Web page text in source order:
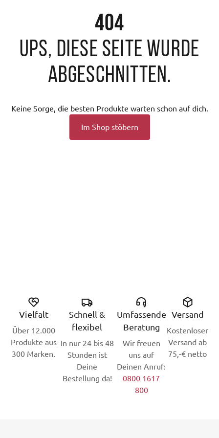
404
Ups, diese Seite wurde
abgeschnitten.
Keine Sorge, die besten Produkte warten schon auf dich.
Im Shop stöbern
Vielfalt
Über 12.000
Produkte aus
300 Marken.
Schnell &
flexibel
In nur 24 bis 48
Stunden ist
Deine
Bestellung da!
Umfassende
Beratung
Wir freuen
uns auf
Deinen Anruf:
0800 1617
800
Versand
Kostenloser
Versand ab
75,-€ netto